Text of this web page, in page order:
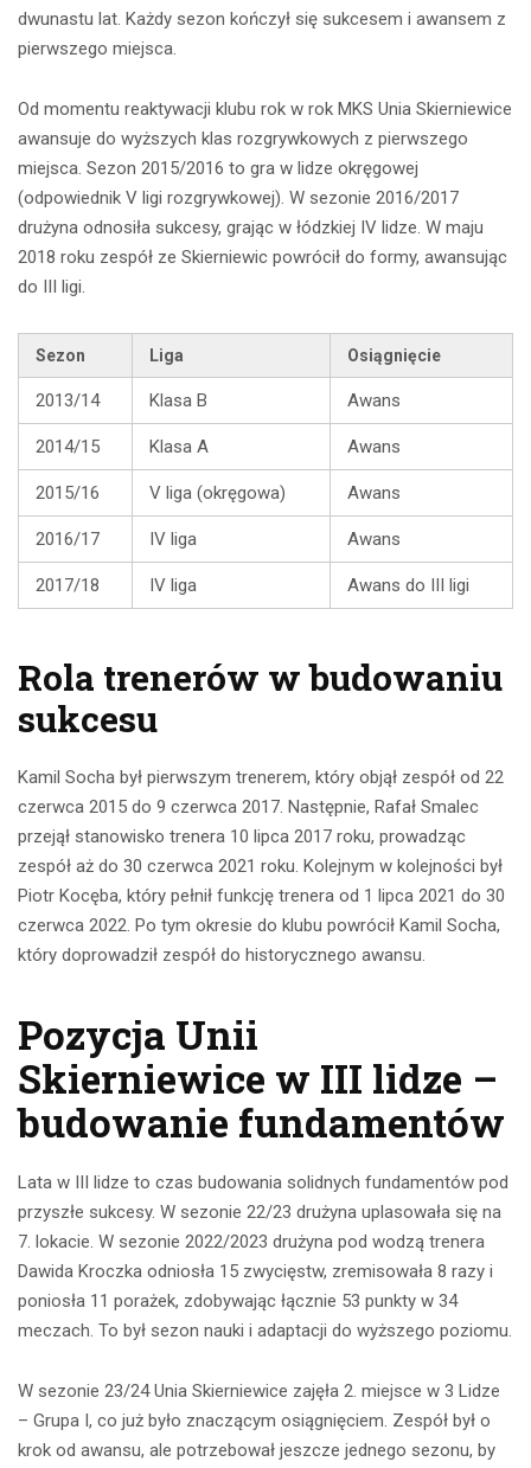
dwunastu lat. Każdy sezon kończył się sukcesem i awansem z
pierwszego miejsca.
Od momentu reaktywacji klubu rok w rok MKS Unia Skierniewice
awansuje do wyższych klas rozgrywkowych z pierwszego
miejsca. Sezon 2015/2016 to gra w lidze okręgowej
(odpowiednik V ligi rozgrywkowej). W sezonie 2016/2017
drużyna odnosiła sukcesy, grając w łódzkiej IV lidze. W maju
2018 roku zespół ze Skierniewic powrócił do formy, awansując
do III ligi.
Sezon Liga Osiągnięcie
2013/14 Klasa B Awans
2014/15 Klasa A Awans
2015/16 V liga (okręgowa) Awans
2016/17 IV liga Awans
2017/18 IV liga Awans do III ligi
Rola trenerów w budowaniu
sukcesu
Kamil Socha był pierwszym trenerem, który objął zespół od 22
czerwca 2015 do 9 czerwca 2017. Następnie, Rafał Smalec
przejął stanowisko trenera 10 lipca 2017 roku, prowadząc
zespół aż do 30 czerwca 2021 roku. Kolejnym w kolejności był
Piotr Kocęba, który pełnił funkcję trenera od 1 lipca 2021 do 30
czerwca 2022. Po tym okresie do klubu powrócił Kamil Socha,
który doprowadził zespół do historycznego awansu.
Pozycja Unii
Skierniewice w III lidze –
budowanie fundamentów
Lata w III lidze to czas budowania solidnych fundamentów pod
przyszłe sukcesy. W sezonie 22/23 drużyna uplasowała się na
7. lokacie. W sezonie 2022/2023 drużyna pod wodzą trenera
Dawida Kroczka odniosła 15 zwycięstw, zremisowała 8 razy i
poniosła 11 porażek, zdobywając łącznie 53 punkty w 34
meczach. To był sezon nauki i adaptacji do wyższego poziomu.
W sezonie 23/24 Unia Skierniewice zajęła 2. miejsce w 3 Lidze
– Grupa I, co już było znaczącym osiągnięciem. Zespół był o
krok od awansu, ale potrzebował jeszcze jednego sezonu, by